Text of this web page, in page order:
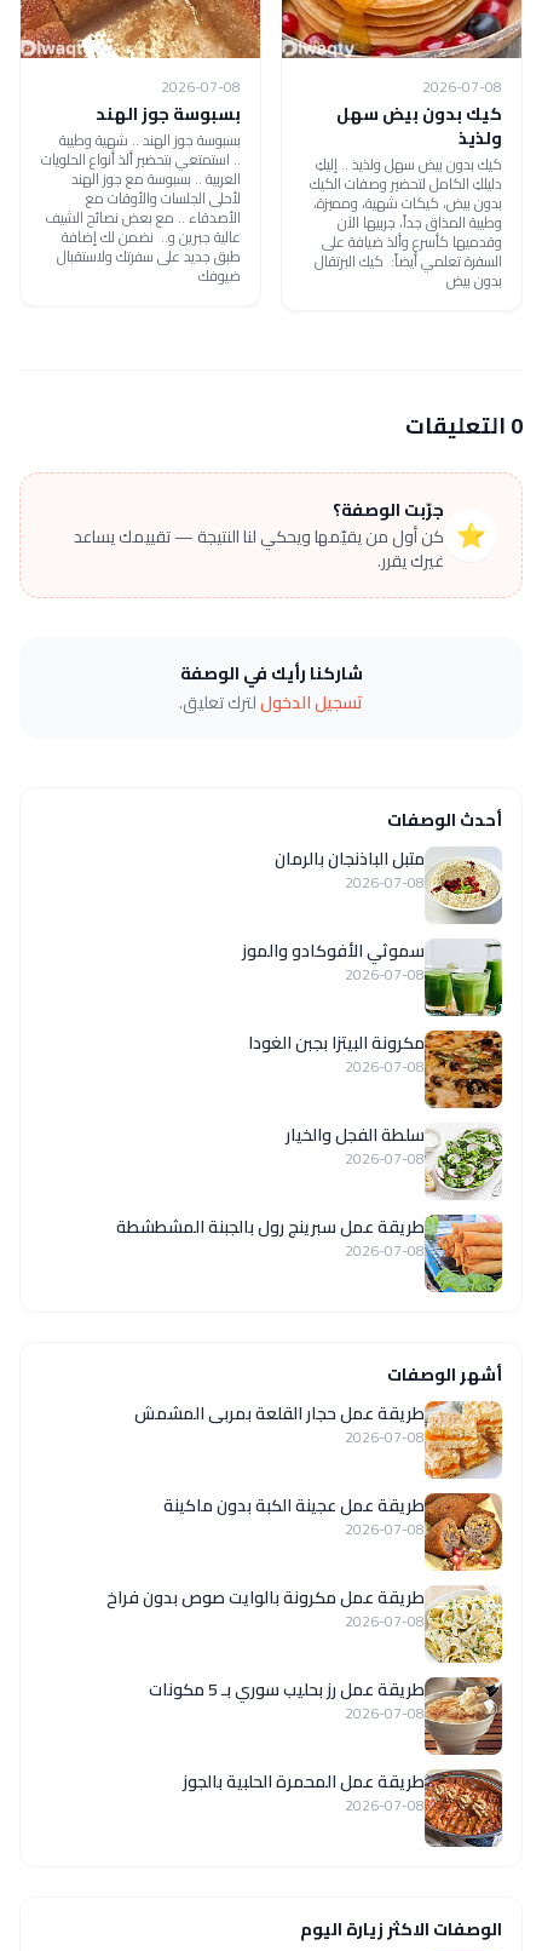
2026-07-08
كيك بدون بيض سهل
ولذيذ
كيك بدون بيض سهل ولذيذ .. إليكِ
دليلكِ الكامل لتحضير وصفات الكيك
بدون بيض، كيكات شهية، ومميزة،
وطيبة المذاق جداً، جربيها الآن
وقدميها كأسرع وألذ ضيافة على
السفرة تعلمي أيضاً: كيك البرتقال
بدون بيض
2026-07-08
بسبوسة جوز الهند
بسبوسة جوز الهند .. شهية وطيبة
.. استمتعي بتحضير ألذ أنواع الحلويات
العربية .. بسبوسة مع جوز الهند
لأحلى الجلسات والأوقات مع
الأصدقاء .. مع بعض نصائح الشيف
عالية جبرين و.. نضمن لك إضافة
طبق جديد على سفرتك ولاستقبال
ضيوفك
0 التعليقات
⭐
جرّبت الوصفة؟
كن أول من يقيّمها ويحكي لنا النتيجة — تقييمك يساعد
غيرك يقرر.
شاركنا رأيك في الوصفة
تسجيل الدخوللترك تعليق.
أحدث الوصفات
متبل الباذنجان بالرمان
2026-07-08
سموثي الأفوكادو والموز
2026-07-08
مكرونة البيتزا بجبن الغودا
2026-07-08
سلطة الفجل والخيار
2026-07-08
طريقة عمل سبرينج رول بالجبنة المشطشطة
2026-07-08
أشهر الوصفات
طريقة عمل حجار القلعة بمربى المشمش
2026-07-08
طريقة عمل عجينة الكبة بدون ماكينة
2026-07-08
طريقة عمل مكرونة بالوايت صوص بدون فراخ
2026-07-08
طريقة عمل رز بحليب سوري بـ 5 مكونات
2026-07-08
طريقة عمل المحمرة الحلبية بالجوز
2026-07-08
الوصفات الاكثر زيارة اليوم